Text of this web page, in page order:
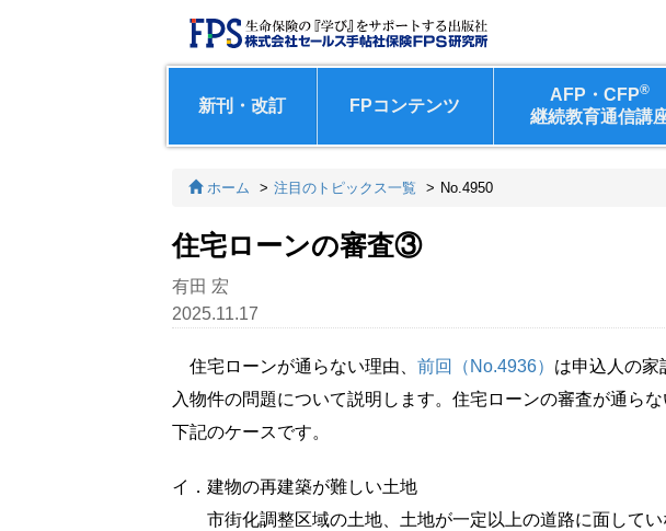
新刊・改訂 FPコンテンツ
AFP・CFP®
継続教育通信講
ホーム 注目のトピックス一覧 No.4950
住宅ローンの審査③
有田 宏
2025.11.17
住宅ローンが通らない理由、 前回（No.4936） は申込人の家
入物件の問題について説明します。住宅ローンの審査が通ら
下記のケースです。
イ． 建物の再建築が難しい土地
市街化調整区域の土地、土地が一定以上の道路に面して